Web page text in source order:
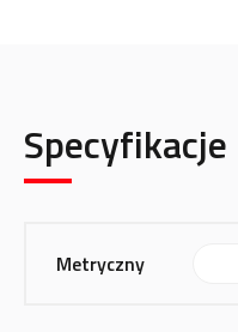
Specyfikacje
Metryczny